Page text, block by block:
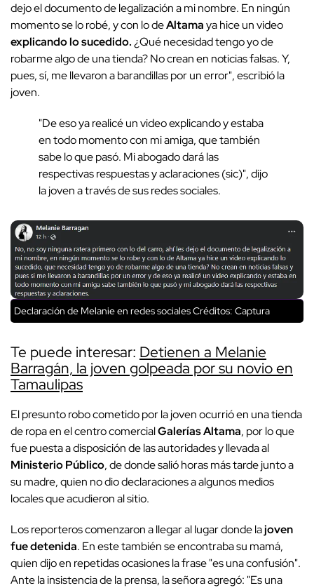
dejo el documento de legalización a mi nombre. En ningún
momento se lo robé, y con lo deAltamaya hice un video
explicando lo sucedido.¿Qué necesidad tengo yo de
robarme algo de una tienda? No crean en noticias falsas. Y,
pues, sí, me llevaron a barandillas por un error", escribió la
joven.
"De eso ya realicé un video explicando y estaba
en todo momento con mi amiga, que también
sabe lo que pasó. Mi abogado dará las
respectivas respuestas y aclaraciones (sic)", dijo
la joven a través de sus redes sociales.
Declaración de Melanie en redes socialesCréditos: Captura
Te puede interesar: Detienen a Melanie
Barragán, la joven golpeada por su novio en
Tamaulipas
El presunto robo cometido por la joven ocurrió en una tienda
de ropa en el centro comercialGalerías Altama, por lo que
fue puesta a disposición de las autoridades y llevada al
Ministerio Público, de donde salió horas más tarde junto a
su madre, quien no dio declaraciones a algunos medios
locales que acudieron al sitio.
Los reporteros comenzaron a llegar al lugar donde lajoven
fue detenida. En este también se encontraba su mamá,
quien dijo en repetidas ocasiones la frase "es una confusión".
Ante la insistencia de la prensa, la señora agregó: "Es una